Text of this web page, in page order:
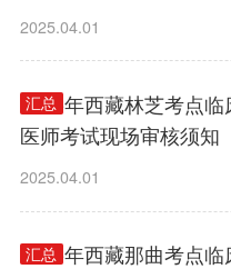
2025.04.01
汇总
2025年西藏林芝考点临
医师考试现场审核须知
2025.04.01
汇总
2025年西藏那曲考点临